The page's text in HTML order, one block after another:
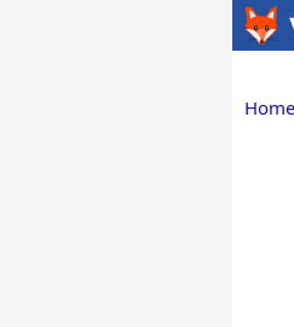
Home